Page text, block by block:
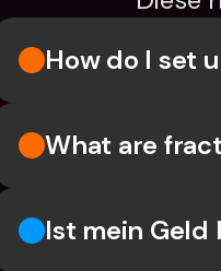
How do I set
What are
Ist mein Geld